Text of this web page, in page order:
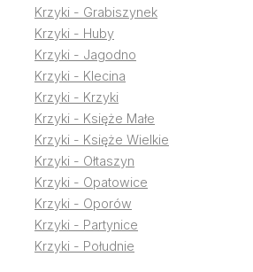
Krzyki - Grabiszynek
Krzyki - Huby
Krzyki - Jagodno
Krzyki - Klecina
Krzyki - Krzyki
Krzyki - Księże Małe
Krzyki - Księże Wielkie
Krzyki - Ołtaszyn
Krzyki - Opatowice
Krzyki - Oporów
Krzyki - Partynice
Krzyki - Południe